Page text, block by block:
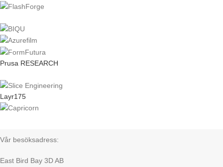
Prusa RESEARCH
Layr175
Vår besöksadress:
East Bird Bay 3D AB